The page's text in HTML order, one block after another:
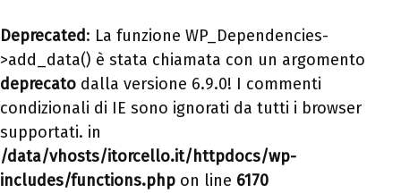
Deprecated: La funzione WP_Dependencies-
>add_data() è stata chiamata con un argomento
deprecato dalla versione 6.9.0! I commenti
condizionali di IE sono ignorati da tutti i browser
supportati. in
/data/vhosts/itorcello.it/httpdocs/wp-
includes/functions.php on line 6170